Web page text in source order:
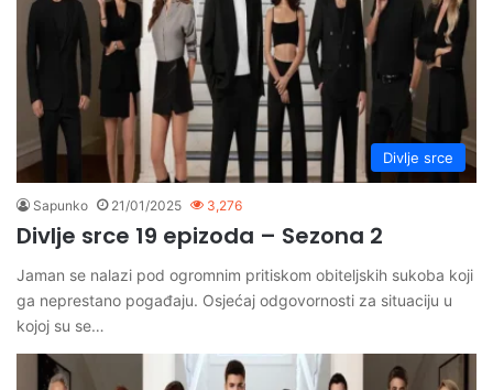
Divlje srce
Sapunko 21/01/2025 3,276
Divlje srce 19 epizoda – Sezona 2
Jaman se nalazi pod ogromnim pritiskom obiteljskih sukoba koji
ga neprestano pogađaju. Osjećaj odgovornosti za situaciju u
kojoj su se…